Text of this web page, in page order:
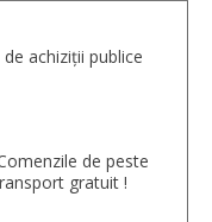
achiziții publice
de peste
gratuit !